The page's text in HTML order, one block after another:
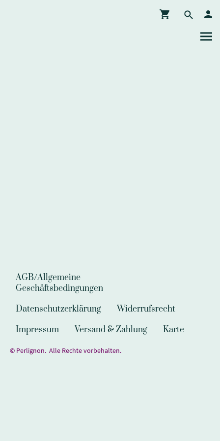
AGB/Allgemeine
Geschäftsbedingungen
Datenschutzerklärung
Widerrufsrecht
Impressum
Versand & Zahlung Karte
© Perlignon. Alle Rechte vorbehalten.